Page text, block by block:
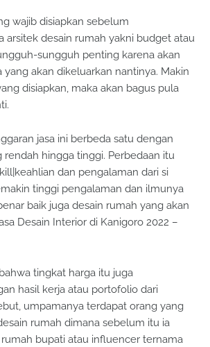
wajib disiapkan sebelum
arsitek desain rumah yakni budget atau
sungguh penting karena akan
akan dikeluarkan nantinya. Makin
disiapkan, maka akan bagus pula
jasa ini berbeda satu dengan
rendah hingga tinggi. Perbedaan itu
dan pengalaman dari si
tinggi pengalaman dan ilmunya
baik juga desain rumah yang akan
Desain Interior di Kanigoro 2022 –
tingkat harga itu juga
hasil kerja atau portofolio dari
umpamanya terdapat orang yang
rumah dimana sebelum itu ia
bupati atau influencer ternama